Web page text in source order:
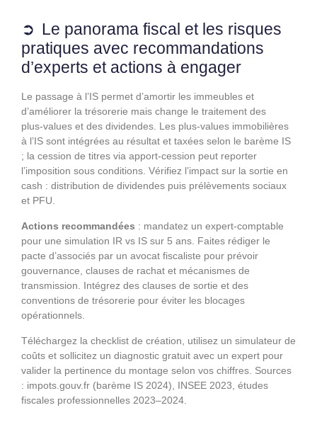
Le panorama fiscal et les risques
pratiques avec recommandations
d’experts et actions à engager
Le passage à l’IS permet d’amortir les immeubles et
d’améliorer la trésorerie mais change le traitement des
plus‑values et des dividendes. Les plus‑values immobilières
à l’IS sont intégrées au résultat et taxées selon le barème IS
; la cession de titres via apport‑cession peut reporter
l’imposition sous conditions. Vérifiez l’impact sur la sortie en
cash : distribution de dividendes puis prélèvements sociaux
et PFU.
Actions recommandées : mandatez un expert‑comptable
pour une simulation IR vs IS sur 5 ans. Faites rédiger le
pacte d’associés par un avocat fiscaliste pour prévoir
gouvernance, clauses de rachat et mécanismes de
transmission. Intégrez des clauses de sortie et des
conventions de trésorerie pour éviter les blocages
opérationnels.
Téléchargez la checklist de création, utilisez un simulateur de
coûts et sollicitez un diagnostic gratuit avec un expert pour
valider la pertinence du montage selon vos chiffres. Sources
: impots.gouv.fr (barème IS 2024), INSEE 2023, études
fiscales professionnelles 2023–2024.